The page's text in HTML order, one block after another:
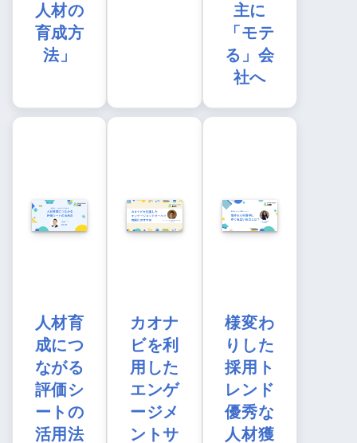
人材の
育成方
法」
主に
「モテ
る」会
社へ
人材育
成につ
ながる
評価シ
ートの
活用法
カオナ
ビを利
用した
エンゲ
ージメ
ントサ
様変わ
りした
採用ト
レンド
優秀な
人材獲